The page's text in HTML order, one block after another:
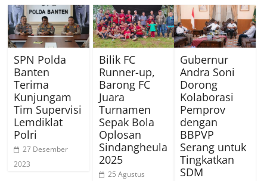
SPN Polda
Banten
Terima
Kunjungam
Tim Supervisi
Lemdiklat
Polri
27 Desember
2023
Bilik FC
Runner-up,
Barong FC
Juara
Turnamen
Sepak Bola
Oplosan
Sindangheula
2025
25 Agustus
Gubernur
Andra Soni
Dorong
Kolaborasi
Pemprov
dengan
BBPVP
Serang untuk
Tingkatkan
SDM